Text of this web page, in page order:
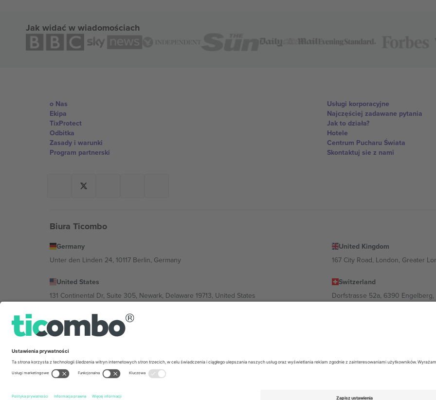
Jak widać w wiadomościach
o Nas
Ekipa
TixProtect
Odbitka
Zasady i warunki
Program partnerski
Usługi korporacyjne
Najczęściej zadawane pytania
Jak to działa?
Hotele
Centrum Pucharu Świata
Skontaktuj sie z nami
Biura Ticombo
Germany
Unter den Linden 24, 10117 Berlin, Germany
United Kingdom
167 City Road, London, Greater
United States
131 Continental Dr, Suite 305, Newark, Delaware 19713, United States
Switzerland
Dorfstrasse 52a, 6390
Bulgaria
Regus Sofia City West, bul Totleben 53-55, 1606 Sofia, Bulgaria
Mexico
Av Chapultepec 360, Roma Norte, Cuauhtémoc, 06700 Ciudad de México, CDMX, Mexico
wydarzenia, stopkę i regulamin.,
© 2026 Ticombo. Wszelkie prawa zastrzeżone.